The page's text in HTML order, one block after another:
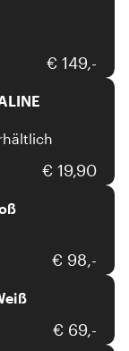
€ 149,-
Studio Roof
€ 19,90
Rice
€ 98,-
Kare
€ 69,-
Kare